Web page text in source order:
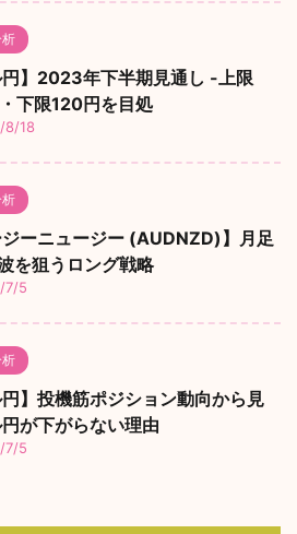
円】2023年下半期見通し -上限
下限120円を目処
8/18
ジーニュージー (AUDNZD)】月足
を狙うロング戦略
7/5
円】投機筋ポジション動向から見
が下がらない理由
7/5